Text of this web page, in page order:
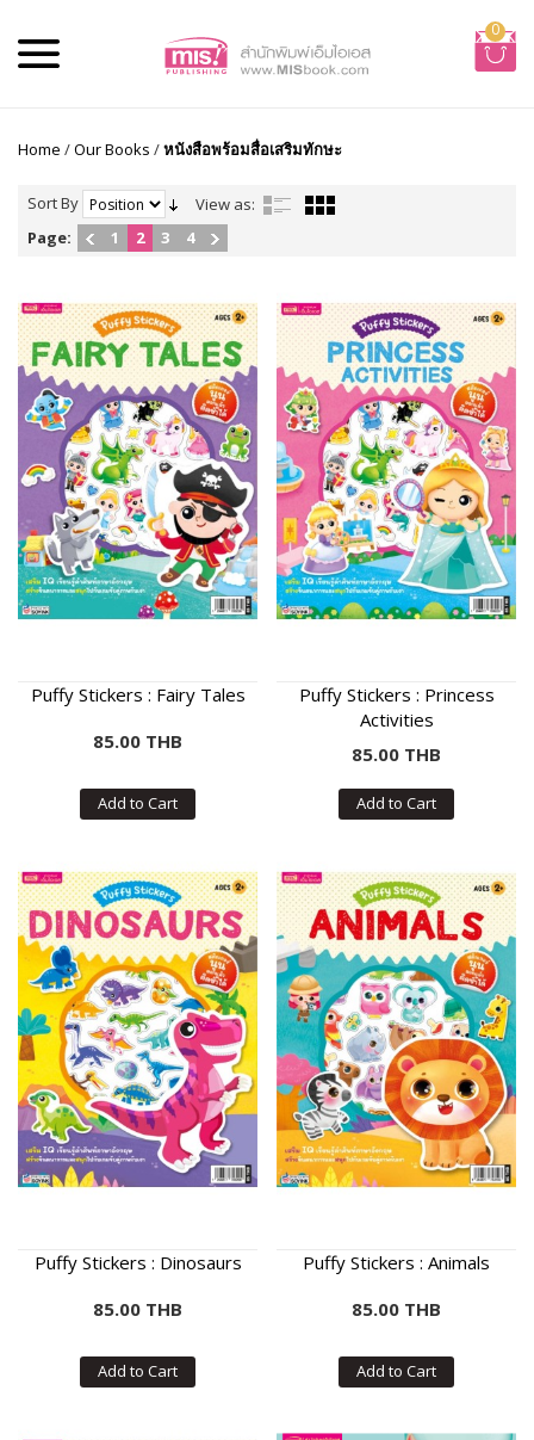
0
Home /Our Books /หนังสือพร้อมสื่อเสริมทักษะ
Sort By
View as:
Page:
1 2 3 4
Puffy Stickers : Fairy Tales
85.00 THB
Add to Cart
Puffy Stickers : Princess
Activities
85.00 THB
Add to Cart
Puffy Stickers : Dinosaurs
85.00 THB
Add to Cart
Puffy Stickers : Animals
85.00 THB
Add to Cart